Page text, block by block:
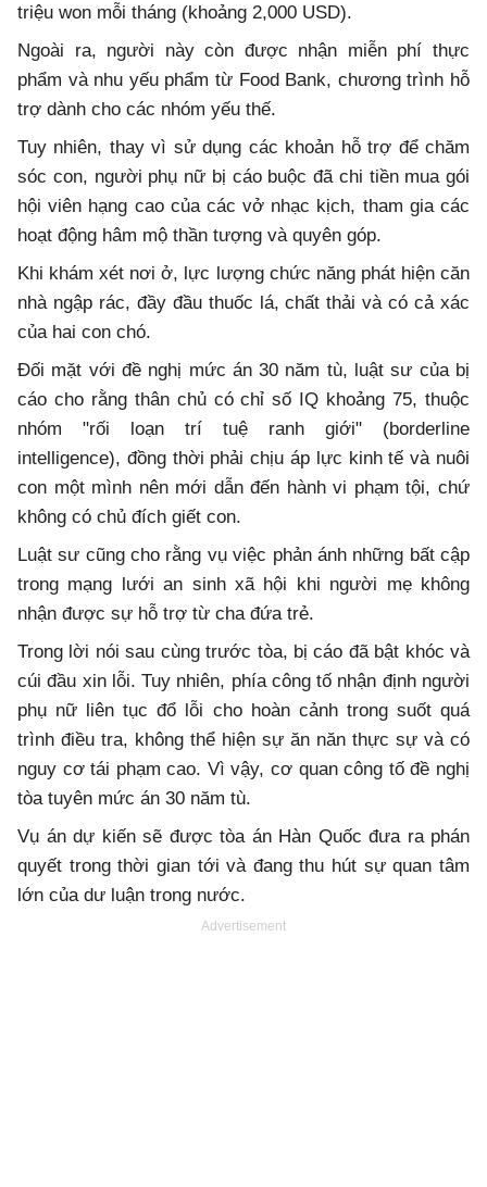
triệu won mỗi tháng (khoảng 2,000 USD).
Ngoài ra, người này còn được nhận miễn phí thực
phẩm và nhu yếu phẩm từ Food Bank, chương trình hỗ
trợ dành cho các nhóm yếu thế.
Tuy nhiên, thay vì sử dụng các khoản hỗ trợ để chăm
sóc con, người phụ nữ bị cáo buộc đã chi tiền mua gói
hội viên hạng cao của các vở nhạc kịch, tham gia các
hoạt động hâm mộ thần tượng và quyên góp.
Khi khám xét nơi ở, lực lượng chức năng phát hiện căn
nhà ngập rác, đầy đầu thuốc lá, chất thải và có cả xác
của hai con chó.
Đối mặt với đề nghị mức án 30 năm tù, luật sư của bị
cáo cho rằng thân chủ có chỉ số IQ khoảng 75, thuộc
nhóm "rối loạn trí tuệ ranh giới" (borderline
intelligence), đồng thời phải chịu áp lực kinh tế và nuôi
con một mình nên mới dẫn đến hành vi phạm tội, chứ
không có chủ đích giết con.
Luật sư cũng cho rằng vụ việc phản ánh những bất cập
trong mạng lưới an sinh xã hội khi người mẹ không
nhận được sự hỗ trợ từ cha đứa trẻ.
Trong lời nói sau cùng trước tòa, bị cáo đã bật khóc và
cúi đầu xin lỗi. Tuy nhiên, phía công tố nhận định người
phụ nữ liên tục đổ lỗi cho hoàn cảnh trong suốt quá
trình điều tra, không thể hiện sự ăn năn thực sự và có
nguy cơ tái phạm cao. Vì vậy, cơ quan công tố đề nghị
tòa tuyên mức án 30 năm tù.
Vụ án dự kiến sẽ được tòa án Hàn Quốc đưa ra phán
quyết trong thời gian tới và đang thu hút sự quan tâm
lớn của dư luận trong nước.
Advertisement